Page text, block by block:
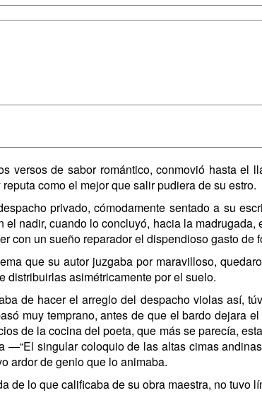
versos de sabor romántico, conmovió hasta el
como el mejor que salir pudiera de su estro.
privado, cómodamente sentado a su
nadir, cuando lo concluyó, hacia la
con un sueño reparador el dispendioso gasto de
que su autor juzgaba por maravilloso,
distribuirlas asimétricamente por el suelo.
de hacer el arreglo del despacho violas así,
muy temprano, antes de que el bardo dejara
de la cocina del poeta, que más se parecía,
—“El singular coloquio de las altas cimas
ardor de genio que lo animaba.
de lo que calificaba de su obra maestra, no tuvo